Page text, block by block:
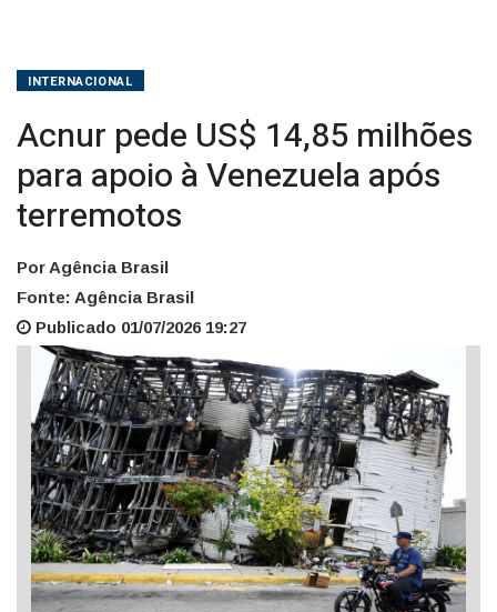
INTERNACIONAL
Acnur pede US$ 14,85 milhões
para apoio à Venezuela após
terremotos
Por Agência Brasil
Fonte: Agência Brasil
Publicado 01/07/2026 19:27